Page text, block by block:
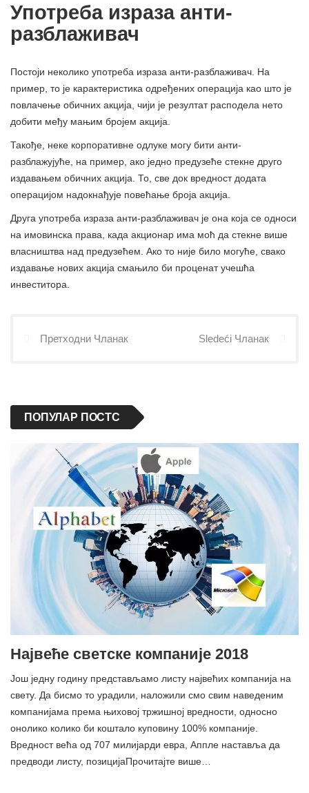
Употреба израза анти-
разблаживач
Постоји неколико употреба израза анти-разблаживач. На
пример, то је карактеристика одређених операција као што је
повлачење обичних акција, чији је резултат расподела нето
добити међу мањим бројем акција.
Такође, неке корпоративне одлуке могу бити анти-
разблажујуће, на пример, ако једно предузеће стекне друго
издавањем обичних акција. То, све док вредност додата
операцијом надокнађује повећање броја акција.
Друга употреба израза анти-разблаживач је она која се односи
на имовинска права, када акционар има моћ да стекне више
власништва над предузећем. Ако то није било могуће, свако
издавање нових акција смањило би проценат учешћа
инвеститора.
Претходни Чланак Sledeći Чланак
ПОПУЛАР ПОСТС
Највеће светске компаније 2018
Још једну годину представљамо листу највећих компанија на
свету. Да бисмо то урадили, наложили смо свим наведеним
компанијама према њиховој тржишној вредности, односно
онолико колико би коштало куповину 100% компаније.
Вредност већа од 707 милијарди евра, Аппле наставља да
предводи листу, позицијаПрочитајте више…